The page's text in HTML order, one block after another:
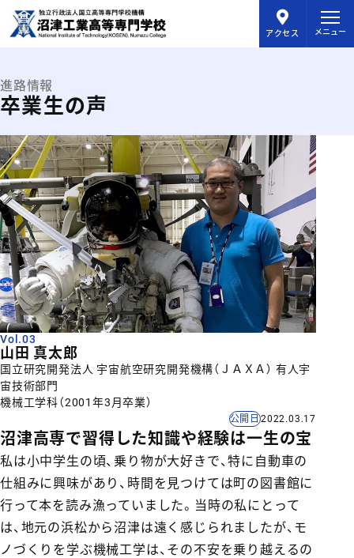
アクセス メニュー
卒業生の声
進路情報
Vol.03
山田 真太郎
国立研究開発法人 宇宙航空研究開発機構（ＪＡＸＡ） 有人宇
宙技術部門
機械工学科（2001年3月卒業）
公開日2022.03.17
沼津高専で習得した知識や経験は一生の宝
私は小中学生の頃、乗り物が大好きで、特に自動車の
仕組みに興味があり、時間を見つけては町の図書館に
行って本を読み漁っていました。当時の私にとって
は、地元の浜松から沼津は遠く感じられましたが、モ
ノづくりを学ぶ機械工学は、その不安を乗り越えるの